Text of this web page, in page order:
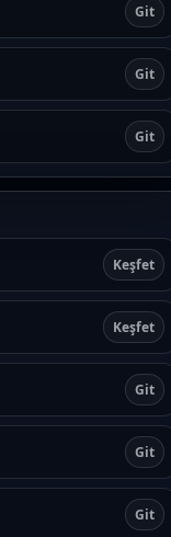
Git
Git
Git
Keşfet
Keşfet
Git
Git
Git